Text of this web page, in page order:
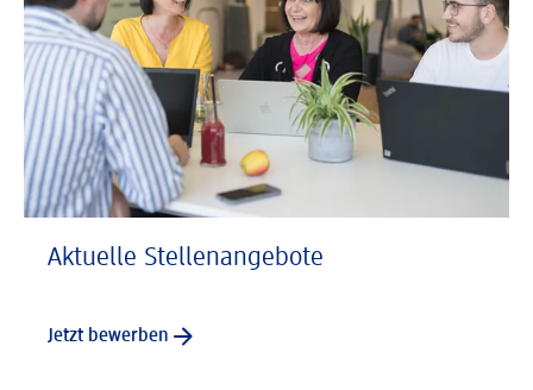
Aktuelle Stellenangebote
Jetzt bewerben